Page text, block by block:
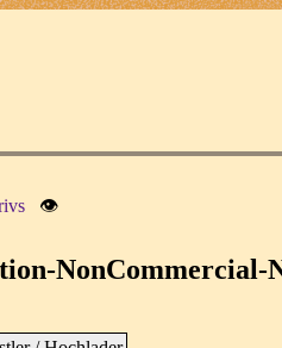
👁
NonCommercial-